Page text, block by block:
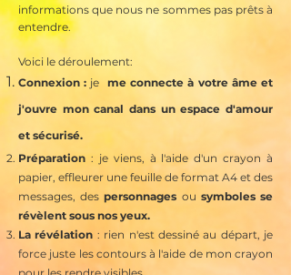
informations que nous ne sommes pas prêts à
entendre.
Voici le déroulement:
Connexion : je me connecte à votre âme et
j'ouvre mon canal dans un espace d'amour
et sécurisé.
Préparation : ​je viens, à l'aide d'un crayon à
papier, effleurer une feuille de format A4 et des
messages, des personnages ou symboles se
révèlent sous nos yeux.
La révélation : rien n'est dessiné au départ, je
force juste les contours à l'aide de mon crayon